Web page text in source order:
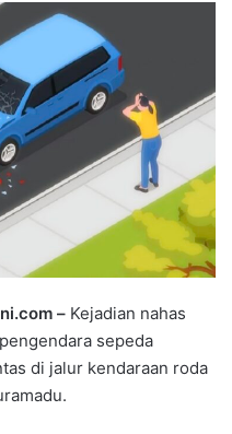
– Kejadian nahas
sepeda
di jalur kendaraan roda